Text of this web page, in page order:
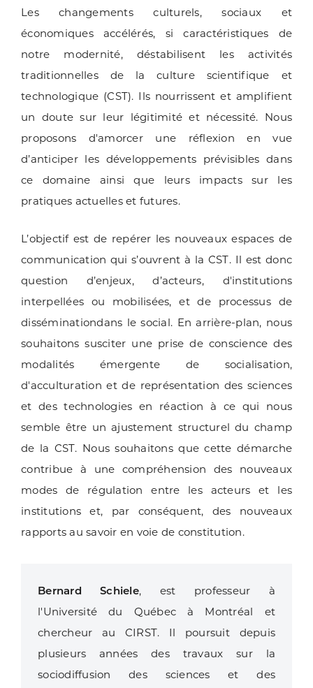
Les changements culturels, sociaux et
économiques accélérés, si caractéristiques de
notre modernité, déstabilisent les activités
traditionnelles de la culture scientifique et
technologique (CST). Ils nourrissent et amplifient
un doute sur leur légitimité et nécessité. Nous
proposons d'amorcer une réflexion en vue
d’anticiper les développements prévisibles dans
ce domaine ainsi que leurs impacts sur les
pratiques actuelles et futures.
L’objectif est de repérer les nouveaux espaces de
communication qui s’ouvrent à la CST. Il est donc
question d’enjeux, d’acteurs, d'institutions
interpellées ou mobilisées, et de processus de
disséminationdans le social. En arrière-plan, nous
souhaitons susciter une prise de conscience des
modalités émergente de socialisation,
d'acculturation et de représentation des sciences
et des technologies en réaction à ce qui nous
semble être un ajustement structurel du champ
de la CST. Nous souhaitons que cette démarche
contribue à une compréhension des nouveaux
modes de régulation entre les acteurs et les
institutions et, par conséquent, des nouveaux
rapports au savoir en voie de constitution.
Bernard Schiele, est professeur à
l'Université du Québec à Montréal et
chercheur au CIRST. Il poursuit depuis
plusieurs années des travaux sur la
sociodiffusion des sciences et des